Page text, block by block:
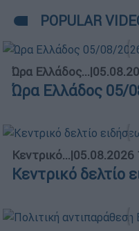
POPULAR
Ώρα Ελλάδος...|
Ώρα Ελλάδος 05/
Κεντρικό...|05.08.2026
Κεντρικό δελτίο